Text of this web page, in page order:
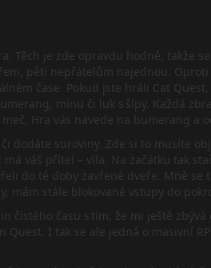
Těch je zde opravdu hodně, takže
pěti nepřátelům najednou.
čase. Pokud jste hráli Cat
minu či luk s šípy. Každá
Hra vás navede na bumerang a
suroviny. Zde si to musíte
váš přítel – víla. Na začátku tak
do té doby zavřené dveře. Mně
stále blokované vstupy do
čistého času s tím, že mi ještě
I tak se ale jedná o masivní